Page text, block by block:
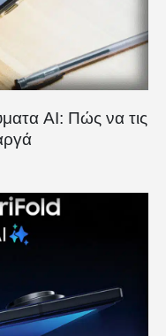
AI: Πώς να τις